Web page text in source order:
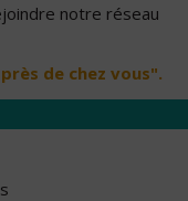
notre réseau
de chez vous".